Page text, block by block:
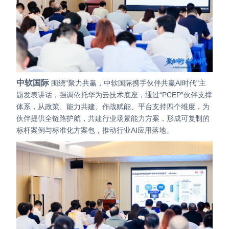
中软国际 围绕"聚力共赢，中软国际携手伙伴共赢AI时代"主
题发表讲话，强调依托华为云技术底座，通过“PCEP”伙伴支撑
体系，从政策、能力共建、作战赋能、平台支持四个维度，为
伙伴提供全链路护航，共建行业场景能力方案，形成可复制的
标杆案例与标准化方案包，推动行业AI应用落地。